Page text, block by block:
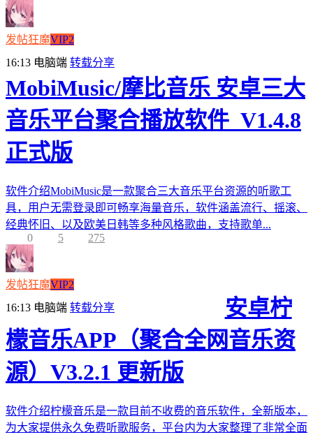
发帖狂魔VIP2
16:13 电脑端 转载分享
MobiMusic/摩比音乐 安卓三大
音乐平台聚合播放软件_V1.4.8
正式版
软件介绍MobiMusic是一款聚合三大音乐平台资源的听歌工
具，用户无需登录即可畅享海量音乐，软件涵盖流行、摇滚、
经典怀旧、以及欧美日韩等多种风格歌曲，支持歌单...
0
5 275
发帖狂魔VIP2
16:13 电脑端 转载分享
安卓柠
檬音乐APP（聚合全网音乐资
源）V3.2.1 更新版
软件介绍柠檬音乐是一款目前不收费的音乐软件，全新版本，
为大家提供永久免费听歌服务，平台内为大家整理了非常全面